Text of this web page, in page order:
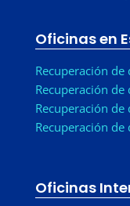
Oficinas en
Recuperación
Recuperación de
Recuperación
Recuperación de
Oficinas